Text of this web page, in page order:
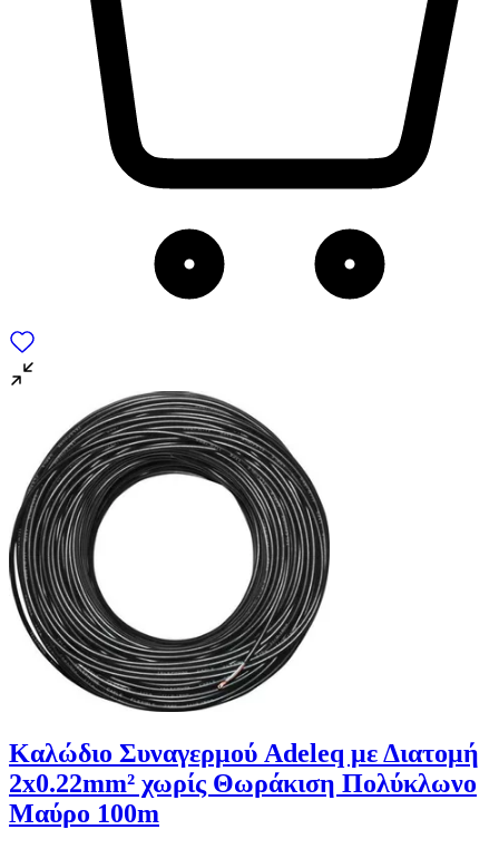
Καλώδιο Συναγερμού Adeleq με Διατομή
2x0.22mm² χωρίς Θωράκιση Πολύκλωνο
Μαύρο 100m